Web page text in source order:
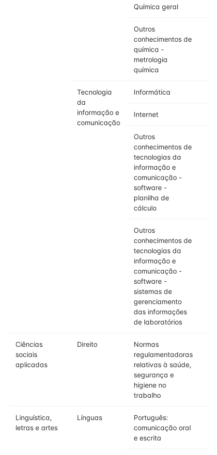
Química geral
Outros
conhecimentos de
química -
metrologia
química
Tecnologia
da
informação e
comunicação
Informática
Internet
Outros
conhecimentos de
tecnologias da
informação e
comunicação -
software -
planilha de
cálculo
Outros
conhecimentos de
tecnologias da
informação e
comunicação -
software -
sistemas de
gerenciamento
das informações
de laboratórios
Ciências
sociais
aplicadas
Direito
Normas
regulamentadoras
relativas à saúde,
segurança e
higiene no
trabalho
Linguística,
letras e artes
Línguas
Português:
comunicação oral
e escrita